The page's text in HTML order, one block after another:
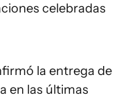
celebradas
la entrega de
en las últimas